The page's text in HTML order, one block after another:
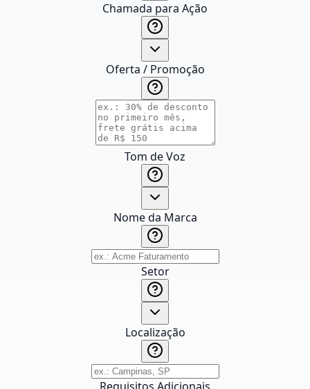
Chamada para Ação
Oferta / Promoção
Tom de Voz
Nome da Marca
Setor
Localização